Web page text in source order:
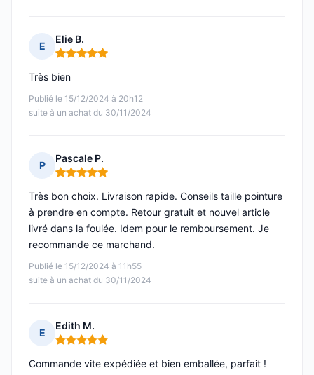
E
Elie B.
Note : 5 sur 5
Publié le 15/12/2024 à 20h12
suite à un achat du 30/11/2024
Très bien
P
Pascale P.
Note : 5 sur 5
Publié le 15/12/2024 à 11h55
suite à un achat du 30/11/2024
Très bon choix. Livraison rapide. Conseils taille pointure
à prendre en compte. Retour gratuit et nouvel article
livré dans la foulée. Idem pour le remboursement. Je
recommande ce marchand.
E
Edith M.
Note : 5 sur 5
Commande vite expédiée et bien emballée, parfait !